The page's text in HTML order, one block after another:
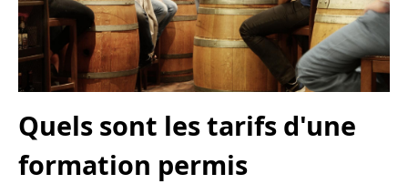
Quels sont les tarifs d'une
formation permis